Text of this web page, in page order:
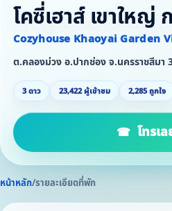
โคซี่เฮาส์ เขาใหญ่
Cozyhouse Khaoyai Garden
ต.คลองม่วง อ.ปากช่อง จ.นครราชสีมา
3 ดาว 23,422 ผู้เข้าชม 2,285 ถูกใจ
โทรเ
หน้าหลัก/รายละเอียดที่พัก